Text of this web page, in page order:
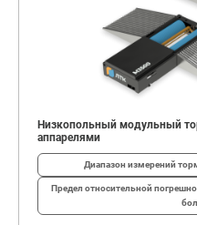
Низкопольный модульный
аппарелями
Диапазон измерений
Предел относительной